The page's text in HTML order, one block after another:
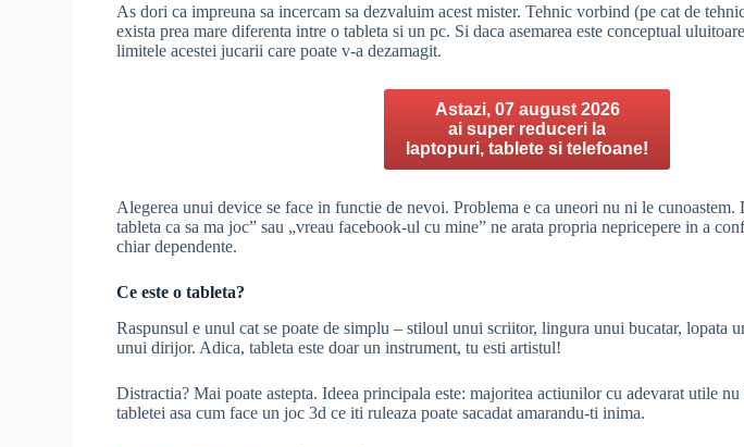
As dori ca impreuna sa incercam sa dezvaluim acest mister. Tehnic vorbind (pe cat de
exista prea mare diferenta intre o tableta si un pc. Si daca asemarea este conceptual
limitele acestei jucarii care poate v-a dezamagit.
Astazi, 07 august 2026
ai super reduceri la
laptopuri, tablete si telefoane!
Alegerea unui device se face in functie de nevoi. Problema e ca uneori nu ni le cunoastem.
tableta ca sa ma joc” sau „vreau facebook-ul cu mine” ne arata propria nepricepere in a
chiar dependente.
Ce este o tableta?
Raspunsul e unul cat se poate de simplu – stiloul unui scriitor, lingura unui bucatar, lopata
unui dirijor. Adica, tableta este doar un instrument, tu esti artistul!
Distractia? Mai poate astepta. Ideea principala este: majoritea actiunilor cu adevarat utile
tabletei asa cum face un joc 3d ce iti ruleaza poate sacadat amarandu-ti inima.